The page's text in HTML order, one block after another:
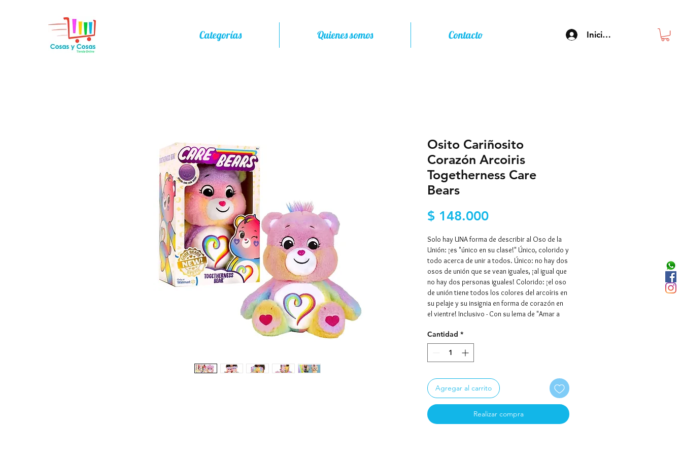
Categorías Quienes somos Contacto Inicia sesión
Osito Cariñosito
Corazón Arcoiris
Togetherness Care
Bears
$ 148.000Precio
Solo hay UNA forma de describir al Oso de la
Unión: ¡es "único en su clase!" Único, colorido y
todo acerca de unir a todos. Único: no hay dos
osos de unión que se vean iguales, ¡al igual que
no hay dos personas iguales! Colorido: ¡el oso
de unión tiene todos los colores del arcoíris en
su pelaje y su insignia en forma de corazón en
el vientre! Inclusivo - Con su lema de "Amar a
compartir tu corazón con los demás es el
mayor regalo que podemos dar y es la mejor
manera de acercarnos a todos. "Compartiendo
ositos amorosos y el osito de la unión - ¡todo
sobre cómo hacer del mundo un lugar mejor!
NUEVO AMIGO DE LOS OSOS CARIÑOSOS -
Este año, los Osos Cariñositos seguirán
compartiendo y cuidándose con la
Cantidad *
Agregar al carrito
Realizar compra